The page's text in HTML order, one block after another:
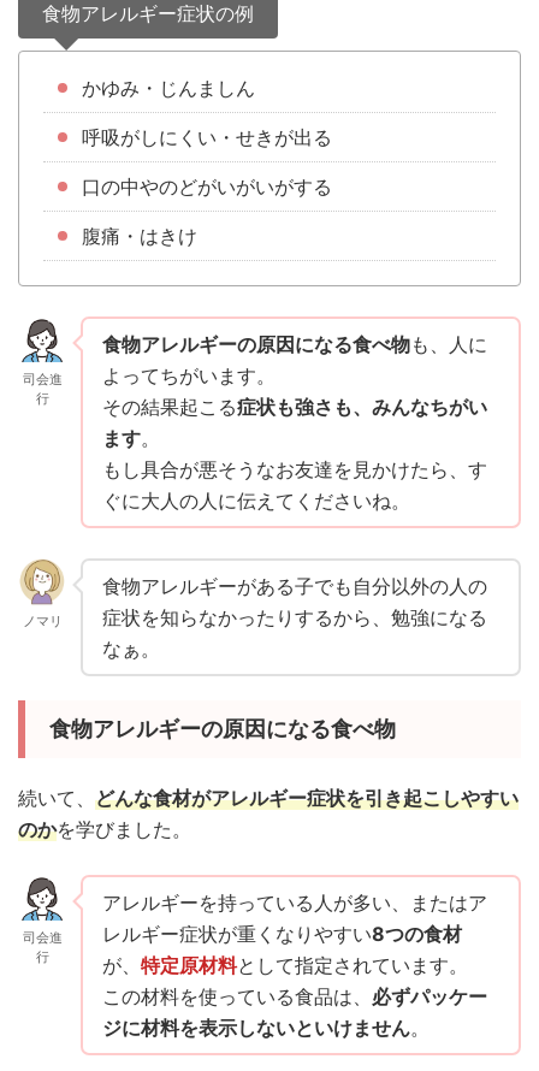
食物アレルギー症状の例
かゆみ・じんましん
呼吸がしにくい・せきが出る
口の中やのどがいがいがする
腹痛・はきけ
司会進
行
食物アレルギーの原因になる食べ物も、人に
よってちがいます。
その結果起こる症状も強さも、みんなちがい
ます。
もし具合が悪そうなお友達を見かけたら、す
ぐに大人の人に伝えてくださいね。
ノマリ
食物アレルギーがある子でも自分以外の人の
症状を知らなかったりするから、勉強になる
なぁ。
食物アレルギーの原因になる食べ物
続いて、 どんな食材がアレルギー症状を引き起こしやすい
のかを学びました。
司会進
行
アレルギーを持っている人が多い、またはア
レルギー症状が重くなりやすい8つの食材
が、 特定原材料として指定されています。
この材料を使っている食品は、 必ずパッケー
ジに材料を表示しないといけません。